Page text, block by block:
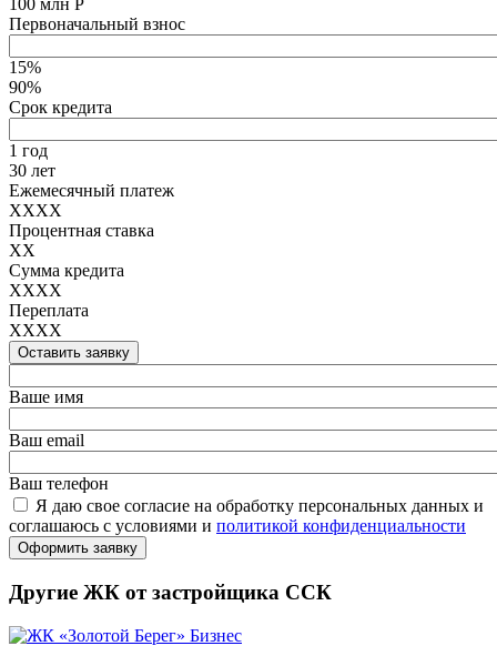
100 млн Р
Первоначальный взнос
15%
90%
Срок кредита
1 год
30 лет
Ежемесячный платеж
XXXX
Процентная ставка
XX
Сумма кредита
XXXX
Переплата
XXXX
Оставить заявку
Ваше имя
Ваш email
Ваш телефон
Я даю свое согласие на обработку персональных данных и
соглашаюсь с условиями и политикой конфиденциальности
Оформить заявку
Другие ЖК от застройщика ССК
Бизнес